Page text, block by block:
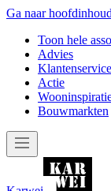
Ga naar hoofdinhoud
Toon hele
Advies
Klantenservice
Actie
Bouwmarkten